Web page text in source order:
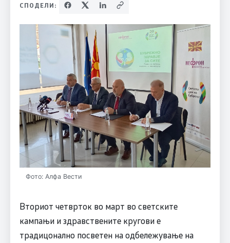
СПОДЕЛИ:
Фото: Алфа Вести
Вториот четврток во март во светските
кампањи и здравствените кругови е
традицонално посветен на одбележување на